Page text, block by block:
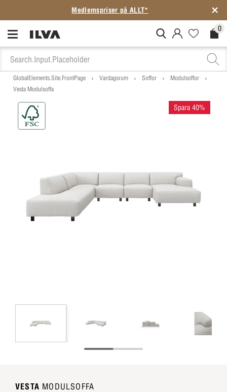
Medlemspriser på ALLT*
MitIlva.Login 0
GlobalElements.Site.FrontPage Vardagsrum Soffor
Modulsoffor
Vesta Modulsoffa
Spara 40%
VESTA MODULSOFFA